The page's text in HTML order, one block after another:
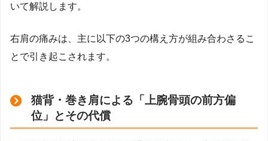
いて解説します。
右肩の痛みは、主に以下の3つの構え方が組み合わさるこ
とで引き起こされます。
猫背・巻き肩による「上腕骨頭の前方偏
位」とその代償